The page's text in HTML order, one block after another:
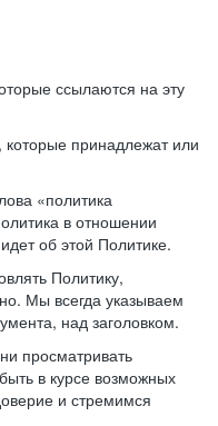
ссылаются на эту
которые принадлежат или
«политика
в отношении
об этой Политике.
Политику,
Мы всегда указываем
над заголовком.
просматривать
в курсе возможных
и стремимся